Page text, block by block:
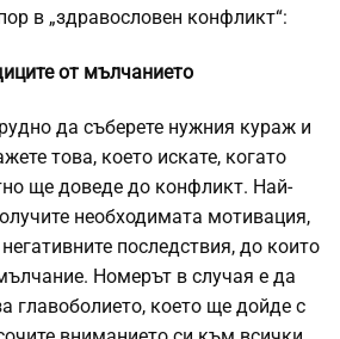
в „здравословен конфликт“:
от мълчанието
да съберете нужния кураж и
това, което искате, когато
ще доведе до конфликт. Най-
необходимата мотивация,
последствия, до които
Номерът в случая е да
главоболието, което ще дойде с